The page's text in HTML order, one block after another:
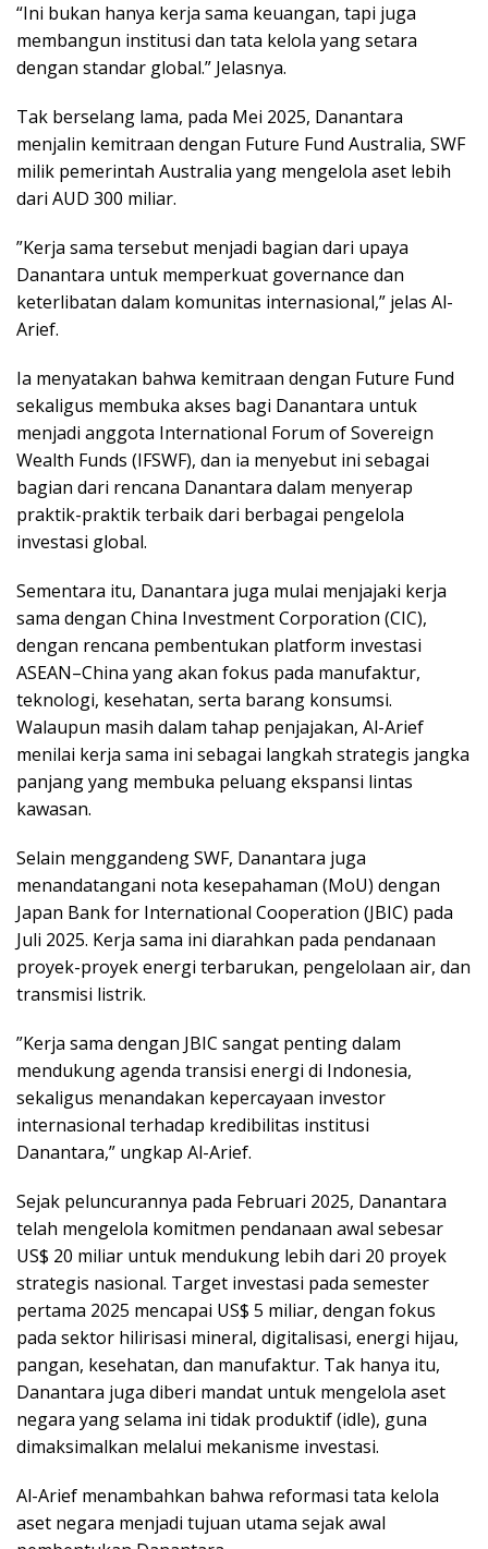
“Ini bukan hanya kerja sama keuangan, tapi juga
membangun institusi dan tata kelola yang setara
dengan standar global.” Jelasnya.
Tak berselang lama, pada Mei 2025, Danantara
menjalin kemitraan dengan Future Fund Australia, SWF
milik pemerintah Australia yang mengelola aset lebih
dari AUD 300 miliar.
”Kerja sama tersebut menjadi bagian dari upaya
Danantara untuk memperkuat governance dan
keterlibatan dalam komunitas internasional,” jelas Al-
Arief.
Ia menyatakan bahwa kemitraan dengan Future Fund
sekaligus membuka akses bagi Danantara untuk
menjadi anggota International Forum of Sovereign
Wealth Funds (IFSWF), dan ia menyebut ini sebagai
bagian dari rencana Danantara dalam menyerap
praktik-praktik terbaik dari berbagai pengelola
investasi global.
Sementara itu, Danantara juga mulai menjajaki kerja
sama dengan China Investment Corporation (CIC),
dengan rencana pembentukan platform investasi
ASEAN–China yang akan fokus pada manufaktur,
teknologi, kesehatan, serta barang konsumsi.
Walaupun masih dalam tahap penjajakan, Al-Arief
menilai kerja sama ini sebagai langkah strategis jangka
panjang yang membuka peluang ekspansi lintas
kawasan.
Selain menggandeng SWF, Danantara juga
menandatangani nota kesepahaman (MoU) dengan
Japan Bank for International Cooperation (JBIC) pada
Juli 2025. Kerja sama ini diarahkan pada pendanaan
proyek-proyek energi terbarukan, pengelolaan air, dan
transmisi listrik.
”Kerja sama dengan JBIC sangat penting dalam
mendukung agenda transisi energi di Indonesia,
sekaligus menandakan kepercayaan investor
internasional terhadap kredibilitas institusi
Danantara,” ungkap Al-Arief.
Sejak peluncurannya pada Februari 2025, Danantara
telah mengelola komitmen pendanaan awal sebesar
US$ 20 miliar untuk mendukung lebih dari 20 proyek
strategis nasional. Target investasi pada semester
pertama 2025 mencapai US$ 5 miliar, dengan fokus
pada sektor hilirisasi mineral, digitalisasi, energi hijau,
pangan, kesehatan, dan manufaktur. Tak hanya itu,
Danantara juga diberi mandat untuk mengelola aset
negara yang selama ini tidak produktif (idle), guna
dimaksimalkan melalui mekanisme investasi.
Al-Arief menambahkan bahwa reformasi tata kelola
aset negara menjadi tujuan utama sejak awal